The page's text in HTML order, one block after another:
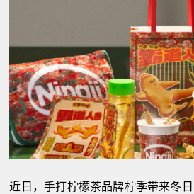
近日，手打柠檬茶品牌柠季带来冬